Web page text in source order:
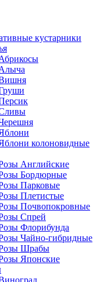
кустарники
колоновидные
Английские
Бордюрные
Парковые
Плетистые
Почвопокровные
Спрей
Флорибунда
Чайно-гибридные
Шрабы
Японские